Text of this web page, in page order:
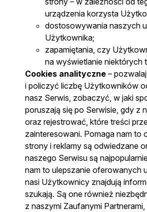
urządzenia korzysta
dostosowywania naszych
Użytkownika;
zapamiętania, czy
na wyświetlanie niektórych
Cookies analityczne –
i policzyć liczbę Użytkowników
nasz Serwis, zobaczyć, w jaki
poruszają się po Serwisie, gdy z
oraz rejestrować, które treści
zainteresowani. Pomaga nam to
strony i reklamy są odwiedzane
naszego Serwisu są
nam to ulepszanie oferowanych
nasi Użytkownicy znajdują
szukają. Są one również
z naszymi Zaufanymi